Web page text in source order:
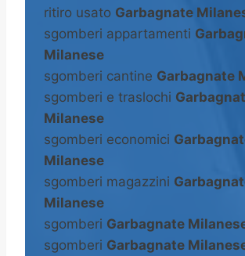
ritiro usato Garbagnate
sgomberi appartamenti
Milanese
sgomberi cantine Garbagnate
sgomberi e traslochi
Milanese
sgomberi economici
Milanese
sgomberi magazzini
Milanese
sgomberi Garbagnate
sgomberi Garbagnate